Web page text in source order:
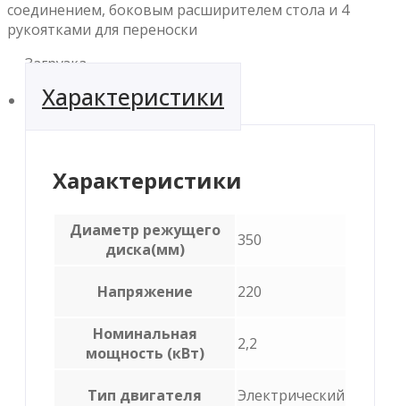
соединением, боковым расширителем стола и 4
рукоятками для переноски
Загрузка...
Характеристики
Характеристики
Диаметр режущего
диска(мм)
350
Напряжение 220
Номинальная
мощность (кВт)
2,2
Тип двигателя Электрический